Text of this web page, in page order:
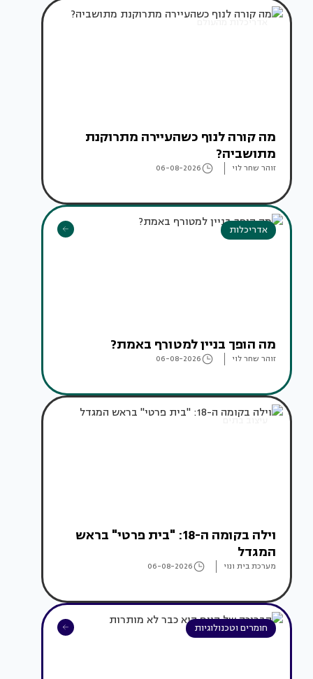
אדריכלות מהעולם
מה קורה לנוף כשהעיירה מתרוקנת
מתושביה?
זוהר שחר לוי 06-08-2026
אדריכלות
מה הופך בניין למטורף באמת?
זוהר שחר לוי 06-08-2026
עיצוב בתים
וילה בקומה ה-18: "בית פרטי" בראש
המגדל
מערכת בית ונוי 06-08-2026
חומרים וטכנולוגיות